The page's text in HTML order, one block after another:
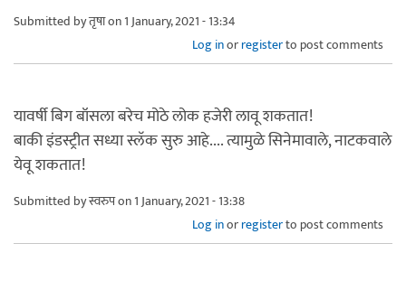
Submitted byतृषाon 1 January, 2021 - 13:34
Log inorregisterto post comments
यावर्षी बिग बॉसला बरेच मोठे लोक हजेरी लावू शकतात!
बाकी इंडस्ट्रीत सध्या स्लॅक सुरु आहे.... त्यामुळे सिनेमावाले, नाटकवाले
येवू शकतात!
Submitted byस्वरुपon 1 January, 2021 - 13:38
Log inorregisterto post comments